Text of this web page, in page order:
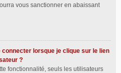
vous sanctionner en abaissant
connecter lorsque je clique sur le lien
?
fonctionnalité, seuls les utilisateurs